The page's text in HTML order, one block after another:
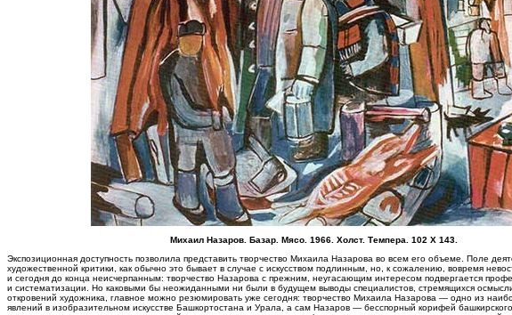
Михаил Назаров. Базар. Мясо. 1966. Холст. Темпера. 102 Х 143.
Экспозиционная доступность позволила представить творчество Михаила Назарова во всем его объеме. Поле
художественной критики, как обычно это бывает в случае с искусством подлинным, но, к сожалению, вовремя
и сегодня до конца неисчерпанным: творчество Назарова с прежним, неугасающим интересом подвергается
и систематизации. Но каковыми бы неожиданными ни были в будущем выводы специалистов, стремящихся
откровений художника, главное можно резюмировать уже сегодня: творчество Михаила Назарова — одно из
явлений в изобразительном искусстве Башкортостана и Урала, а сам Назаров — бесспорный корифей